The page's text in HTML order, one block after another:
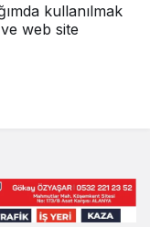
kullanılmak
web site